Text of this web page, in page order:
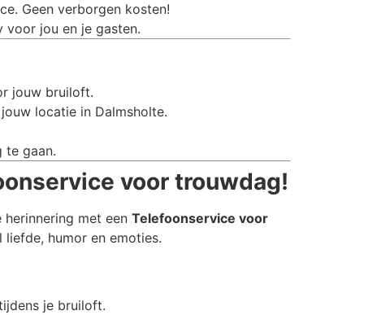
Geen verborgen kosten!
voor jou en je gasten.
jouw bruiloft.
locatie in Dalmsholte.
te gaan.
voor trouwdag!
met een Telefoonservice voor
humor en emoties.
je bruiloft.